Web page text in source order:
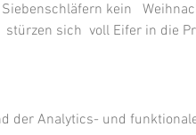
kein
stürzen sich  voll Eifer in die
der Analytics- und